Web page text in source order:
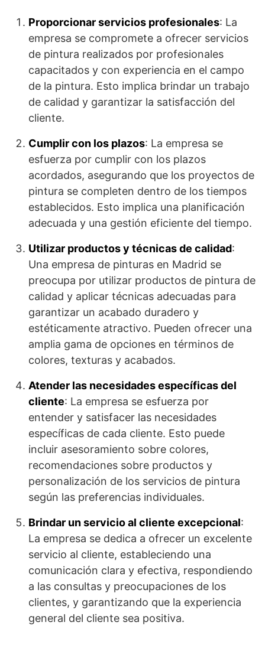
Proporcionar servicios profesionales: La
empresa se compromete a ofrecer servicios
de pintura realizados por profesionales
capacitados y con experiencia en el campo
de la pintura. Esto implica brindar un trabajo
de calidad y garantizar la satisfacción del
cliente.
Cumplir con los plazos: La empresa se
esfuerza por cumplir con los plazos
acordados, asegurando que los proyectos de
pintura se completen dentro de los tiempos
establecidos. Esto implica una planificación
adecuada y una gestión eficiente del tiempo.
Utilizar productos y técnicas de calidad:
Una empresa de pinturas en Madrid se
preocupa por utilizar productos de pintura de
calidad y aplicar técnicas adecuadas para
garantizar un acabado duradero y
estéticamente atractivo. Pueden ofrecer una
amplia gama de opciones en términos de
colores, texturas y acabados.
Atender las necesidades específicas del
cliente: La empresa se esfuerza por
entender y satisfacer las necesidades
específicas de cada cliente. Esto puede
incluir asesoramiento sobre colores,
recomendaciones sobre productos y
personalización de los servicios de pintura
según las preferencias individuales.
Brindar un servicio al cliente excepcional:
La empresa se dedica a ofrecer un excelente
servicio al cliente, estableciendo una
comunicación clara y efectiva, respondiendo
a las consultas y preocupaciones de los
clientes, y garantizando que la experiencia
general del cliente sea positiva.